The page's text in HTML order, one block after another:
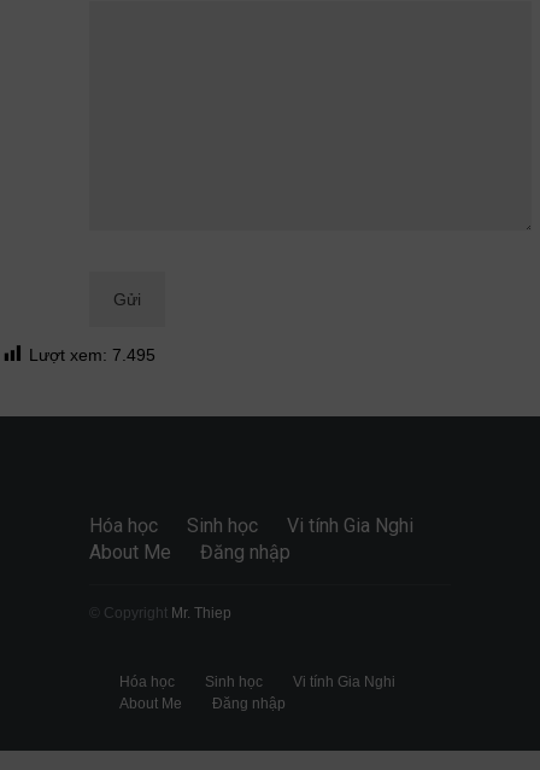
Lượt xem: 7.495
Hóa học Sinh học
Vi tính Gia Nghi
About Me
Đăng nhập
© Copyright Mr. Thiep
Hóa học Sinh học
Vi tính Gia Nghi
About Me
Đăng nhập